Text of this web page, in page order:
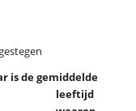
is de gemiddelde
leeftijd